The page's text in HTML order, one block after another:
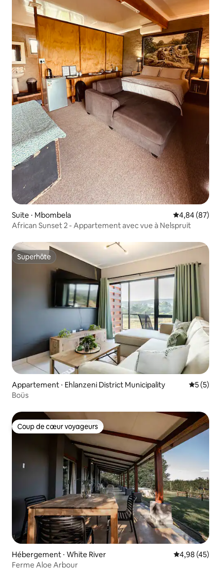
Suite ⋅ Mbombela Évaluation
4,84 (87)
African Sunset 2 - Appartement avec vue à Nelspruit
Superhôte
Superhôte
Appartement ⋅ Ehlanzeni District Municipality
5 (5)
Boüs
Coup de cœur voyageurs
Coup de cœur voyageurs
Hébergement ⋅ White River Évaluation
4,98 (45)
Ferme Aloe Arbour